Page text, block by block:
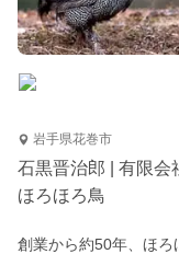
岩手県花巻市
石黒晋治郎 | 有限
ほろほろ鳥
創業から約50年、ほろ